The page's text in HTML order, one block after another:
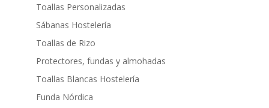
Toallas Personalizadas
Sábanas Hostelería
Toallas de Rizo
Protectores, fundas y almohadas
Toallas Blancas Hostelería
Funda Nórdica